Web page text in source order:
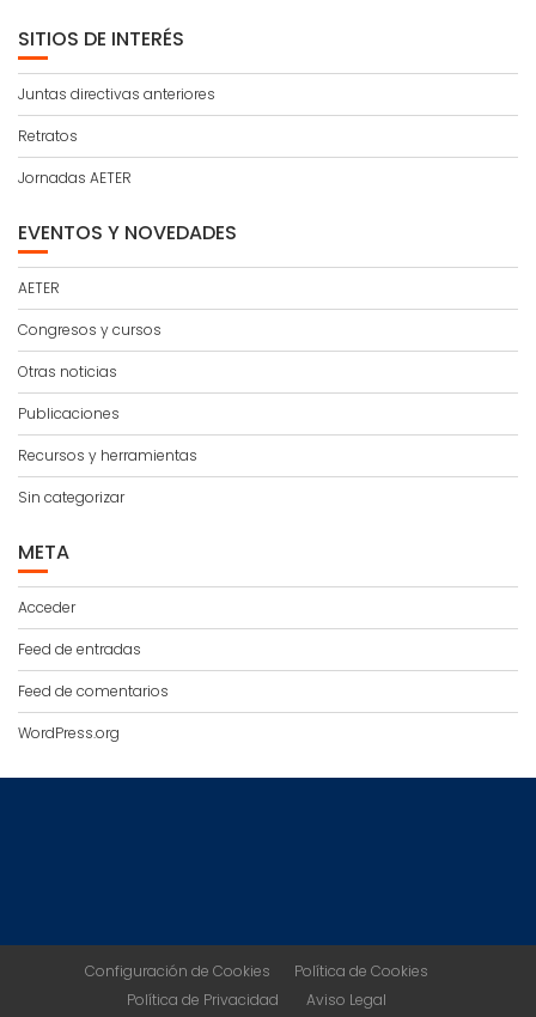
SITIOS DE INTERÉS
Juntas directivas anteriores
Retratos
Jornadas AETER
EVENTOS Y NOVEDADES
AETER
Congresos y cursos
Otras noticias
Publicaciones
Recursos y herramientas
Sin categorizar
META
Acceder
Feed de entradas
Feed de comentarios
WordPress.org
Configuración de Cookies
Política de Cookies
Política de Privacidad
Aviso Legal